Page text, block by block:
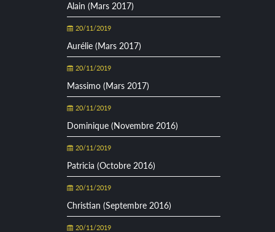
Alain (Mars 2017)
20/11/2019
Aurélie (Mars 2017)
20/11/2019
Massimo (Mars 2017)
20/11/2019
Dominique (Novembre 2016)
20/11/2019
Patricia (Octobre 2016)
20/11/2019
Christian (Septembre 2016)
20/11/2019